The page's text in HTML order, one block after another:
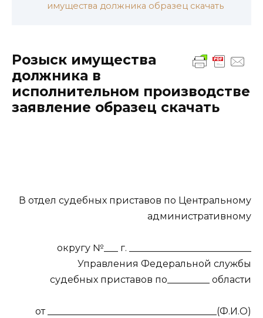
имущества должника образец скачать
Розыск имущества
должника в
исполнительном производстве
заявление образец скачать
В отдел судебных приставов по Центральному
административному
округу №___ г. __________________________
Управления Федеральной службы
судебных приставов по_________ области
от ____________________________________(Ф.И.О)